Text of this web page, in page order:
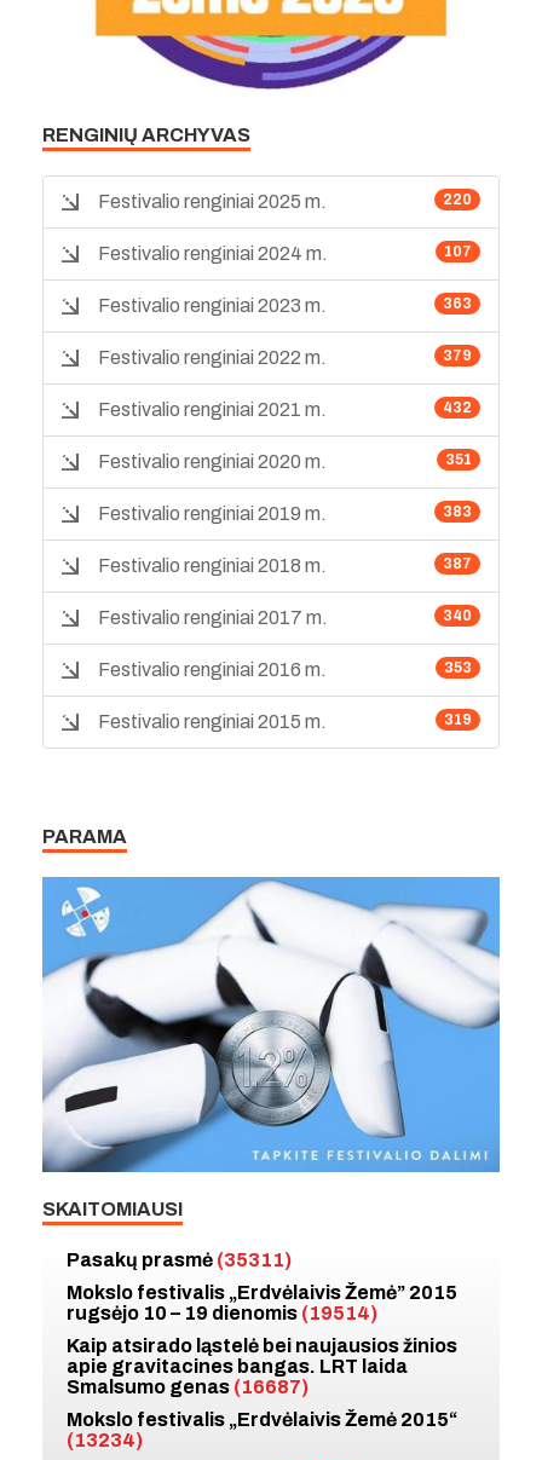
RENGINIŲ ARCHYVAS
220
Festivalio renginiai 2025 m.
107
Festivalio renginiai 2024 m.
363
Festivalio renginiai 2023 m.
379
Festivalio renginiai 2022 m.
432
Festivalio renginiai 2021 m.
351
Festivalio renginiai 2020 m.
383
Festivalio renginiai 2019 m.
387
Festivalio renginiai 2018 m.
340
Festivalio renginiai 2017 m.
353
Festivalio renginiai 2016 m.
319
Festivalio renginiai 2015 m.
PARAMA
SKAITOMIAUSI
Pasakų prasmė (35311)
Mokslo festivalis „Erdvėlaivis Žemė” 2015
rugsėjo 10 – 19 dienomis (19514)
Kaip atsirado ląstelė bei naujausios žinios
apie gravitacines bangas. LRT laida
Smalsumo genas (16687)
Mokslo festivalis „Erdvėlaivis Žemė 2015“
(13234)